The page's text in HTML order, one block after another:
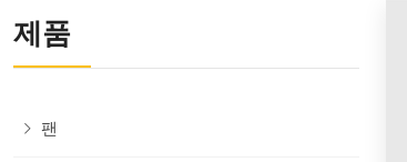
제품
팬